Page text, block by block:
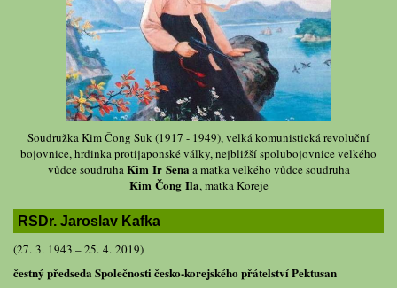
Soudružka Kim Čong Suk (1917 - 1949), velká komunistická revoluční
bojovnice, hrdinka protijaponské války, nejbližší spolubojovnice velkého
vůdce soudruhaKim Ir Sena a matka velkého vůdce soudruha
Kim Čong Ila, matka Koreje
RSDr. Jaroslav Kafka
(27. 3. 1943 – 25. 4. 2019)
čestný předseda Společnosti česko-korejského přátelství Pektusan